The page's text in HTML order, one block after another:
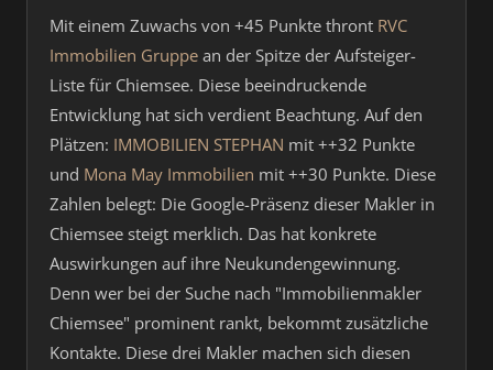
Mit einem Zuwachs von +45 Punkte thront RVC
Immobilien Gruppe an der Spitze der Aufsteiger-
Liste für Chiemsee. Diese beeindruckende
Entwicklung hat sich verdient Beachtung. Auf den
Plätzen: IMMOBILIEN STEPHAN mit ++32 Punkte
und Mona May Immobilien mit ++30 Punkte. Diese
Zahlen belegt: Die Google-Präsenz dieser Makler in
Chiemsee steigt merklich. Das hat konkrete
Auswirkungen auf ihre Neukundengewinnung.
Denn wer bei der Suche nach "Immobilienmakler
Chiemsee" prominent rankt, bekommt zusätzliche
Kontakte. Diese drei Makler machen sich diesen